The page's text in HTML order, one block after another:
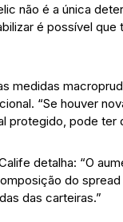
não é a única
é possível
medidas
“Se houver
pode ter
detalha: “O
do
das carteiras.”